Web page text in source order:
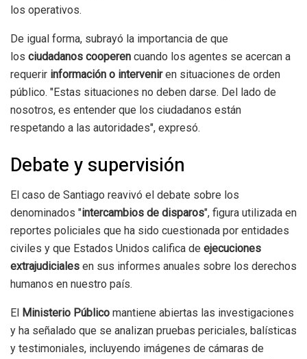
los operativos.
De igual forma, subrayó la importancia de que
los ciudadanos cooperen cuando los agentes se acercan a
requerir información o interveniren situaciones de orden
público. "Estas situaciones no deben darse. Del lado de
nosotros, es entender que los ciudadanos están
respetando a las autoridades", expresó.
Debate y supervisión
El caso de Santiago reavivó el debate sobre los
denominados "intercambios de disparos", figura utilizada en
reportes policiales que ha sido cuestionada por entidades
civiles y que Estados Unidos califica de ejecuciones
extrajudiciales en sus informes anuales sobre los derechos
humanos en nuestro país.
El Ministerio Público mantiene abiertas las investigaciones
y ha señalado que se analizan pruebas periciales, balísticas
y testimoniales, incluyendo imágenes de cámaras de